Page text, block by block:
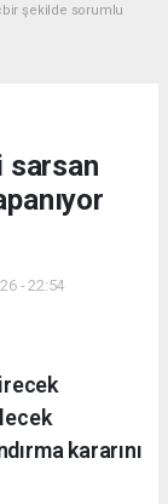
şekilde sorumlu
sarsan
- 22:54
kararını